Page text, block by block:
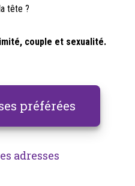
tête ?
couple et sexualité.
préférées
adresses